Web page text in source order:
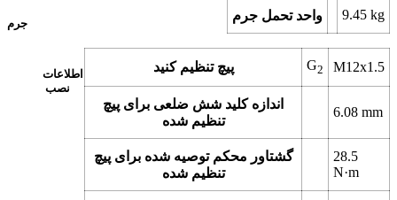
جرم
واحد تحمل جرم 9.45 kg
اطلاعات
نصب
پیچ تنظیم کنید G2 M12x1.5
اندازه کلید شش ضلعی برای پیچ
تنظیم شده
6.08 mm
گشتاور محکم توصیه شده برای پیچ
تنظیم شده
28.5
N·m